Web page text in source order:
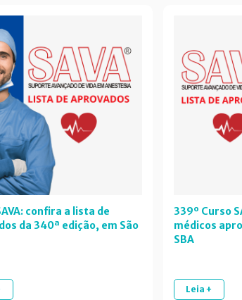
confira a lista de
da 340ª edição, em São
339º Curso
médicos
SBA
Leia +